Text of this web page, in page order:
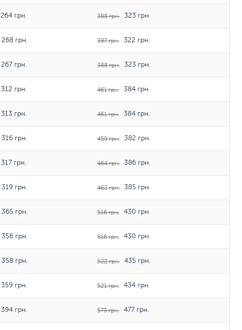
264 грн. 388 грн. 323 грн.
268 грн. 387 грн. 322 грн.
267 грн. 388 грн. 323 грн.
312 грн. 461 грн. 384 грн.
313 грн. 461 грн. 384 грн.
316 грн. 459 грн. 382 грн.
317 грн. 464 грн. 386 грн.
319 грн. 462 грн. 385 грн.
365 грн. 516 грн. 430 грн.
356 грн. 516 грн. 430 грн.
358 грн. 522 грн. 435 грн.
359 грн. 521 грн. 434 грн.
394 грн. 573 грн. 477 грн.